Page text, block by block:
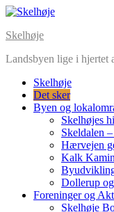
Skip
content
Skelhøje
Landsbyen lige i hjertet
Skelhøje
Det sker
Byen og
Skelhøjes
Skeldalen
Hærvejen
Kalk
Dollerup
Foreninger og
Skelhøje